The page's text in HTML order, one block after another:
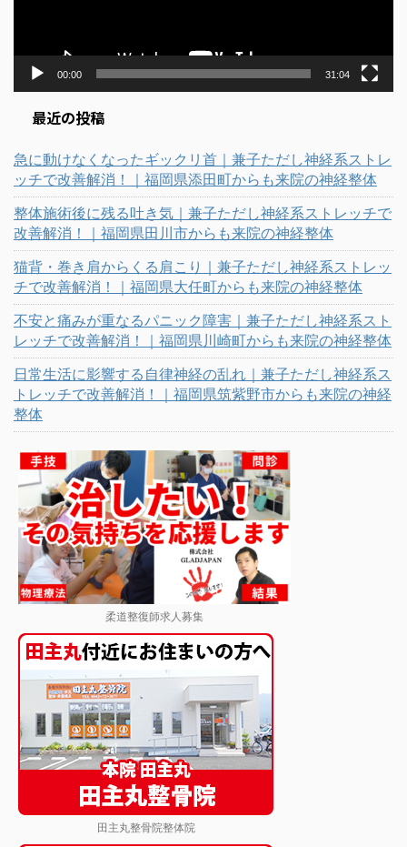
00:00 31:04
最近の投稿
急に動けなくなったギックリ首｜兼子ただし神経系ストレ
ッチで改善解消！｜福岡県添田町からも来院の神経整体
整体施術後に残る吐き気｜兼子ただし神経系ストレッチで
改善解消！｜福岡県田川市からも来院の神経整体
猫背・巻き肩からくる肩こり｜兼子ただし神経系ストレッ
チで改善解消！｜福岡県大任町からも来院の神経整体
不安と痛みが重なるパニック障害｜兼子ただし神経系スト
レッチで改善解消！｜福岡県川崎町からも来院の神経整体
日常生活に影響する自律神経の乱れ｜兼子ただし神経系ス
トレッチで改善解消！｜福岡県筑紫野市からも来院の神経
整体
柔道整復師求人募集
田主丸整骨院整体院